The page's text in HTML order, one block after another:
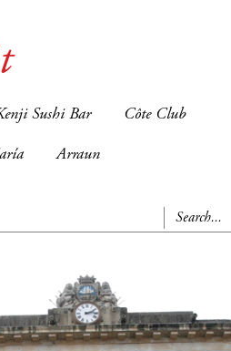
Sushi Bar Côte Club
Arraun